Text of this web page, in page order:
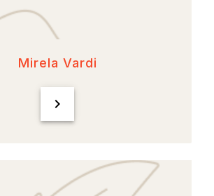
Mirela Vardi
chevron_right